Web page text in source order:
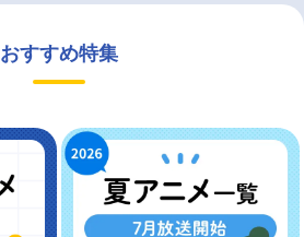
おすすめ特集